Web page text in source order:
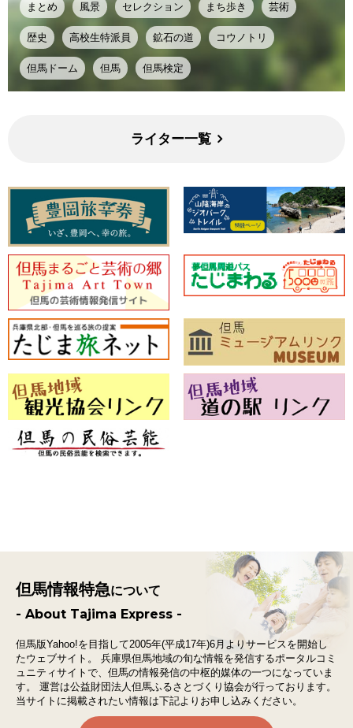
まとめ 風景 セレクション まち歩き 芸術
歴史 高校生特派員 鉱石の道 コウノトリ
但馬ドーム 但馬 但馬検定
ライター一覧
但馬情報特急について
- About Tajima Express -
但馬版Yahoo!を目指して2005年(平成17年)6月よりサービスを開始し
たウェブサイト。
兵庫県但馬地域の旬な情報を発信するポータルコミ
ュニティサイトで、 但馬の情報発信の中枢的媒体の一つになっていま
す。
運営は公益財団法人但馬ふるさとづくり協会が行っております。
当サイトに掲載されたい情報は下記よりお申し込みください。